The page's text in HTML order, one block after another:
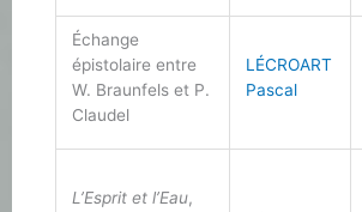
Échange
épistolaire entre
W. Braunfels et P.
Claudel
LÉCROART
Pascal
L’Esprit et l’Eau,